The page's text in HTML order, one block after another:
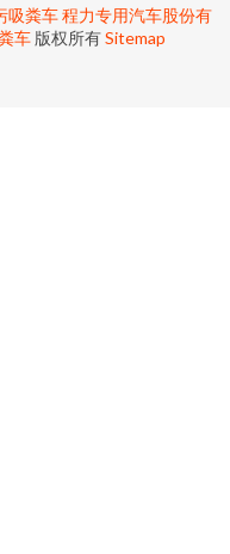
吸粪车 程力专用汽车股份有
车 版权所有Sitemap